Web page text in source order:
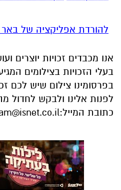
להורדת אפליקציה של
אנו מכבדים זכויות יוצרים
בעלי הזכויות בצילומים
בפרסומינו צילום שיש לכם
לפנות אלינו ולבקש לחדול
כתובת המייל: